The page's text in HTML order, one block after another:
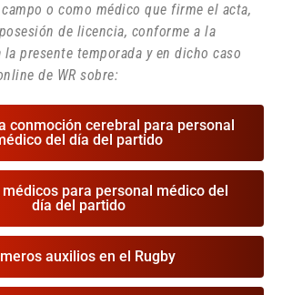
o como médico que firme el acta,
de licencia, conforme a la
la presente temporada y en dicho caso
de WR sobre:
conmoción cerebral para personal
del día del partido
para personal médico del
día del partido
auxilios en el Rugby